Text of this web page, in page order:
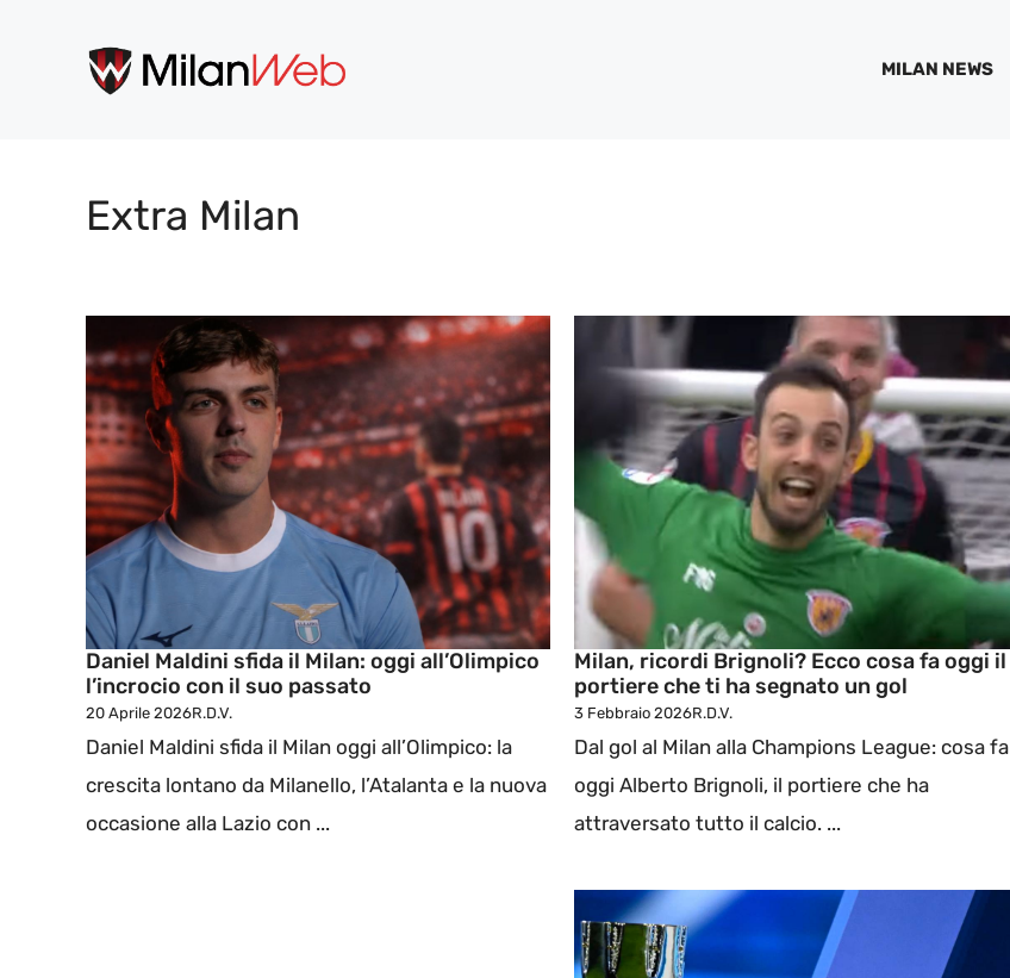
MILAN NEWS
Extra Milan
Daniel Maldini sfida il Milan: oggi all’Olimpico
l’incrocio con il suo passato
20 Aprile 2026R.D.V.
Daniel Maldini sfida il Milan oggi all’Olimpico: la
crescita lontano da Milanello, l’Atalanta e la nuova
occasione alla Lazio con ...
Milan, ricordi Brignoli? Ecco cosa fa oggi il
portiere che ti ha segnato un gol
3 Febbraio 2026R.D.V.
Dal gol al Milan alla Champions League: cosa fa
oggi Alberto Brignoli, il portiere che ha
attraversato tutto il calcio. ...